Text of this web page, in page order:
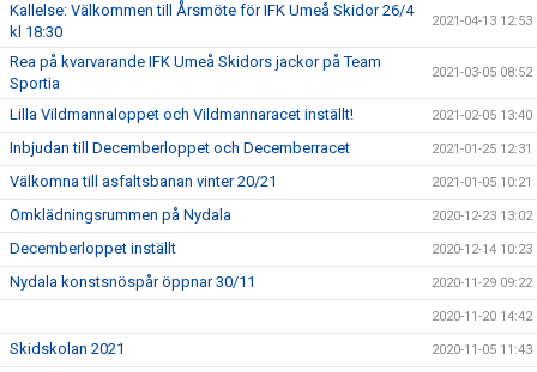
Kallelse: Välkommen till Årsmöte för IFK Umeå Skidor 26/4
kl 18:30
2021-04-13 12:53
Rea på kvarvarande IFK Umeå Skidors jackor på Team
Sportia
2021-03-05 08:52
Lilla Vildmannaloppet och Vildmannaracet inställt! 2021-02-05 13:40
Inbjudan till Decemberloppet och Decemberracet 2021-01-25 12:31
Välkomna till asfaltsbanan vinter 20/21 2021-01-05 10:21
Omklädningsrummen på Nydala 2020-12-23 13:02
Decemberloppet inställt 2020-12-14 10:23
Nydala konstsnöspår öppnar 30/11 2020-11-29 09:22
2020-11-20 14:42
Skidskolan 2021 2020-11-05 11:43